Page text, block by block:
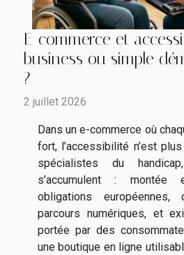
E-commerce et
business ou simple
?
2 juillet 2026
Dans un e-commerce où
fort, l’accessibilité n’est
spécialistes du
s’accumulent : montée
obligations
parcours numériques, et
portée par des
une boutique en ligne